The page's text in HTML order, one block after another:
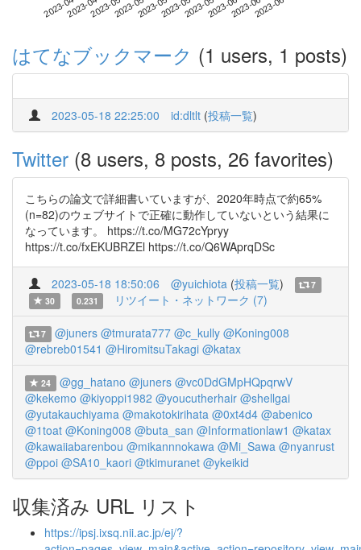
はてなブックマーク (1 users, 1 posts)
2023-05-18 22:25:00 id:dltlt (投稿一覧)
Twitter (8 users, 8 posts, 26 favorites)
こちらの論文で詳細書いていますが、2020年時点で約65%
(n=82)のウェブサイトで正確に動作していないという結果に
なっています。 https://t.co/MG72cYpryy
https://t.co/fxEKUBRZEl https://t.co/Q6WAprqDSc
2023-05-18 18:50:06 @yuichiota (投稿一覧)
7
30
0.231 リツイート・ネットワーク (7)
7 @juners @tmurata777 @c_kully @Koning008
@rebreb01541 @HiromitsuTakagi @katax
24 @gg_hatano @juners @vc0DdGMpHQpqrwV
@kekemo @kiyoppi1982 @youcutherhair @shellgai
@yutakauchiyama @makotokirihata @0xt4d4 @abenico
@1toat @Koning008 @buta_san @Informationlaw1 @katax
@kawaiiabarenbou @mikannnokawa @Mi_Sawa @nyanrust
@ppoi @SA10_kaori @tkimuranet @ykeikid
収集済み URL リスト
https://ipsj.ixsq.nii.ac.jp/ej/?